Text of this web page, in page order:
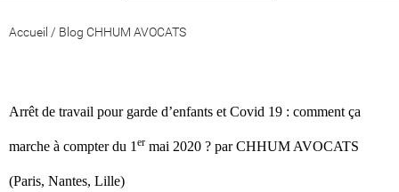
Accueil / Blog CHHUM AVOCATS
Arrêt de travail pour garde d’enfants et Covid 19 : comment ça
marche à compter du 1 er mai 2020 ? par CHHUM AVOCATS
(Paris, Nantes, Lille)